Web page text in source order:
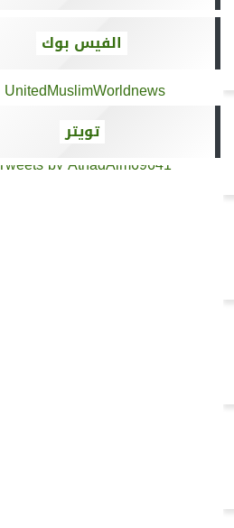
الفيس بوك
UnitedMuslimWorldnews
تويتر
Tweets by AthadAlm69641